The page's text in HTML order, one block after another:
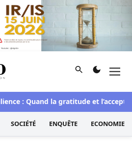
d'information et d'investigation
Rechercher
: Quand la gratitude et
SOCIÉTÉ ENQUÊTE ECONOMIE